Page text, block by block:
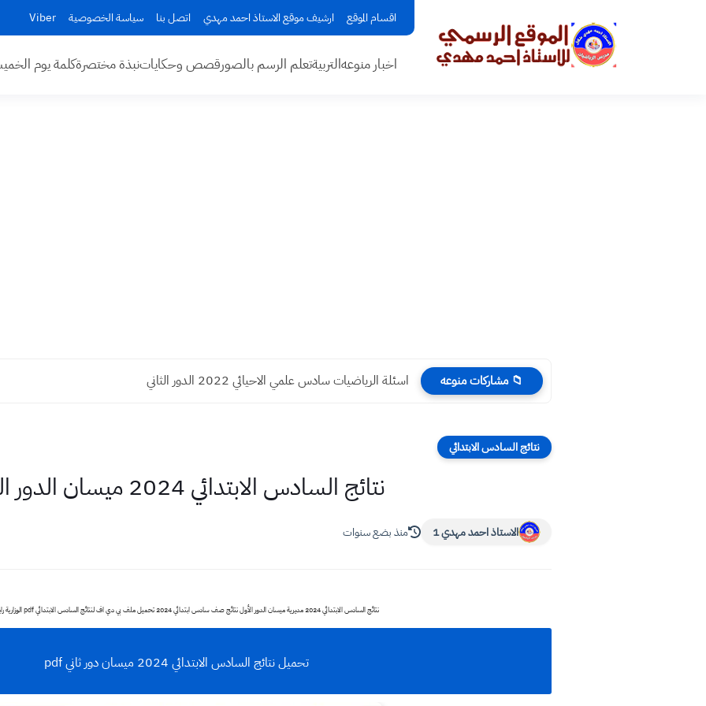
اقسام الموقع ارشيف موقع الاستاذ احمد مهدي اتصل بنا سياسة الخصوصية Viber
اخبار منوعهالتربيةتعلم الرسم بالصورقصص وحكاياتنبذة مختصرةكلمة يوم
📁 مشاركات منوعه اسئلة الرياضيات سادس علمي الاحيائي 2022 الدور الثاني
نتائج السادس الابتدائي
نتائج السادس الابتدائي 2024 ميسان الدور الثاني
الاستاذ احمد مهدي 1 منذ بضع سنوات
نتائج السادس الابتدائي 2024 مديرية ميسان الدور الأول نتائج صف سادس ابتدائي 2024 تحميل ملف بي دي اف لنتائج السادس الابتدائي pdf الوزارية رابط مباشرة
تحميل نتائج السادس الابتدائي 2024 ميسان دور ثاني pdf